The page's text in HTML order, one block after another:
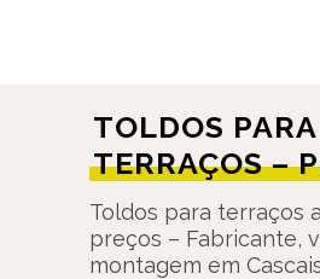
TOLDOS PARA
TERRAÇOS –
Toldos para terraços
preços – Fabricante,
montagem em